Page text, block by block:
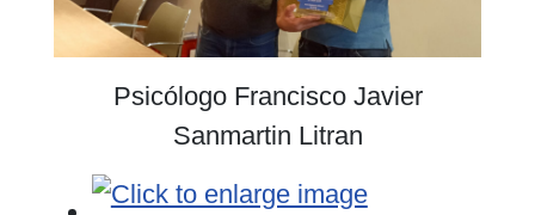
Psicólogo Francisco Javier
Sanmartin Litran